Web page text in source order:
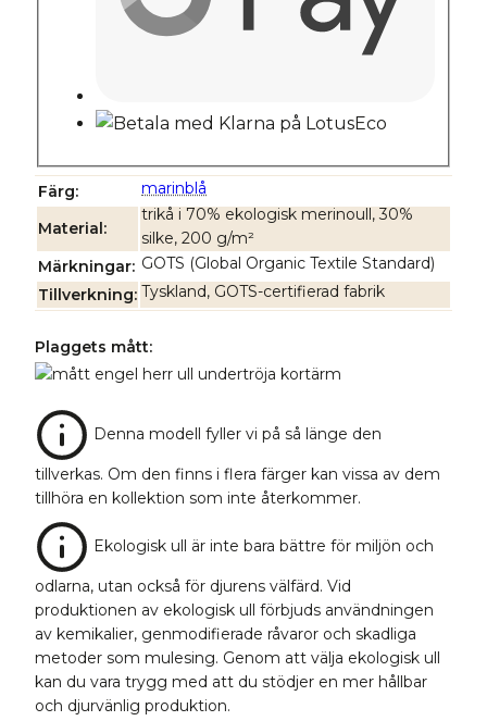
Färg marinblå
Material
trikå i 70% ekologisk merinoull, 30%
silke, 200 g/m²
Märkningar GOTS (Global Organic Textile Standard)
Tillverkning Tyskland, GOTS-certifierad fabrik
Plaggets mått:
Denna modell fyller vi på så länge den
tillverkas. Om den finns i flera färger kan vissa av dem
tillhöra en kollektion som inte återkommer.
Ekologisk ull är inte bara bättre för miljön och
odlarna, utan också för djurens välfärd. Vid
produktionen av ekologisk ull förbjuds användningen
av kemikalier, genmodifierade råvaror och skadliga
metoder som mulesing. Genom att välja ekologisk ull
kan du vara trygg med att du stödjer en mer hållbar
och djurvänlig produktion.